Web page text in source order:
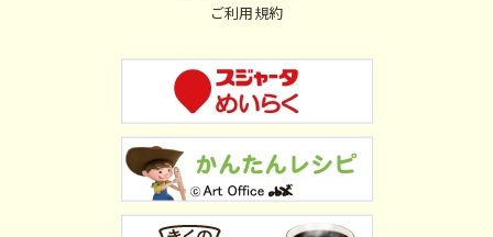
ご利用規約